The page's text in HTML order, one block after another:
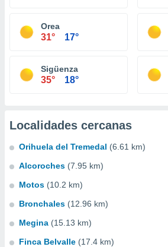
Orea
31° 17°
Sigüenza
35° 18°
Localidades cercanas
Orihuela del Tremedal (6.61 km)
Alcoroches (7.95 km)
Motos (10.2 km)
Bronchales (12.96 km)
Megina (15.13 km)
Finca Belvalle (17.4 km)